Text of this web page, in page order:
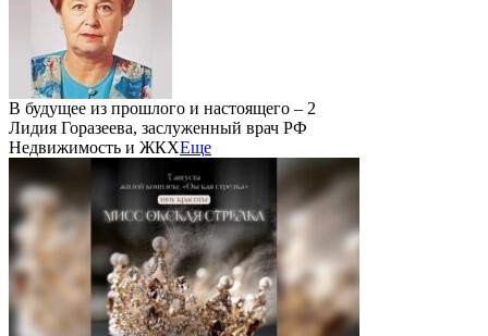
В будущее из прошлого и настоящего – 2
Лидия Горазеева, заслуженный врач РФ
Недвижимость и ЖКХЕще